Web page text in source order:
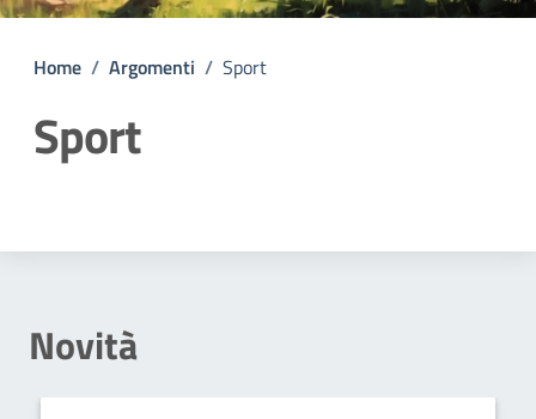
Home / Argomenti / Sport
Sport
Novità